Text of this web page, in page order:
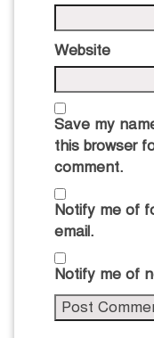
Website
Save my
this browser
comment.
Notify me of
email.
Notify me of